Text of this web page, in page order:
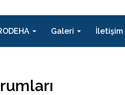
Galeri İletişim